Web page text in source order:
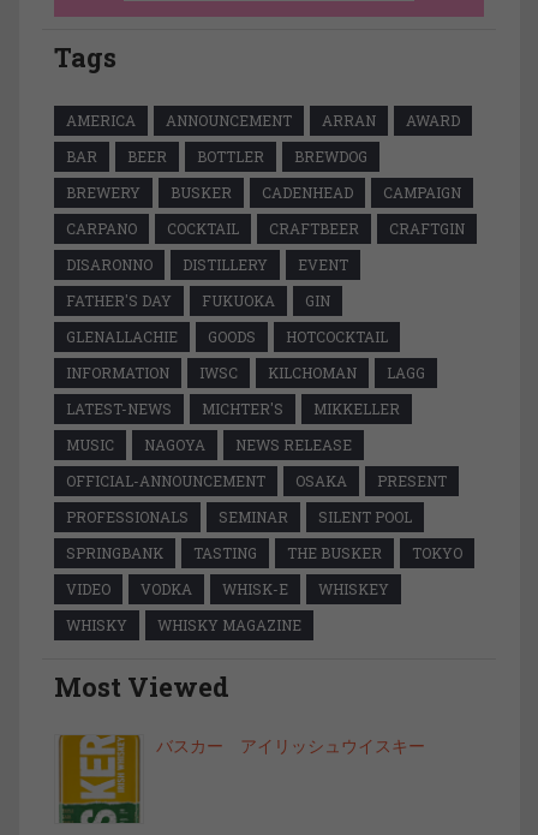
Tags
AMERICA ANNOUNCEMENT ARRAN
AWARD
BAR
BEER BOTTLER
BREWDOG
BREWERY
BUSKER CADENHEAD
CAMPAIGN
CARPANO
COCKTAIL CRAFTBEER
CRAFTGIN
DISARONNO
DISTILLERY
EVENT
FATHER'S DAY
FUKUOKA
GIN
GLENALLACHIE
GOODS
HOTCOCKTAIL
INFORMATION
IWSC KILCHOMAN
LAGG
LATEST-NEWS
MICHTER'S
MIKKELLER
MUSIC
NAGOYA
NEWS RELEASE
OFFICIAL-ANNOUNCEMENT
OSAKA
PRESENT
PROFESSIONALS
SEMINAR
SILENT POOL
SPRINGBANK
TASTING THE BUSKER
TOKYO
VIDEO
VODKA WHISK-E
WHISKEY
WHISKY
WHISKY MAGAZINE
Most Viewed
バスカー アイリッシュウイスキー